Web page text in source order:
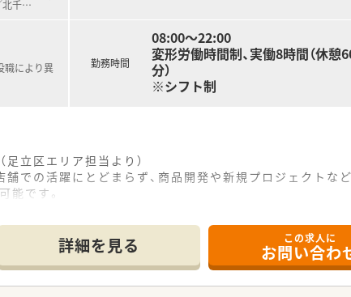
千…
職により異 勤務時間
08:00～22:00
変形労働時間制、実働8時間（休憩
分）
※シフト制
立区エリア担当より）
舗での活躍にとどまらず、商品開発や新規プロジェクトな
能です。
】
駅から徒歩で約1分という非常に好立地な場所に構えてい
なっており、通勤や買い物のついでに立ち寄りやすいの
みを取り扱うドラッグストアであり、処方箋の受付業務は
詳細を見る この求人に
お問い合わ